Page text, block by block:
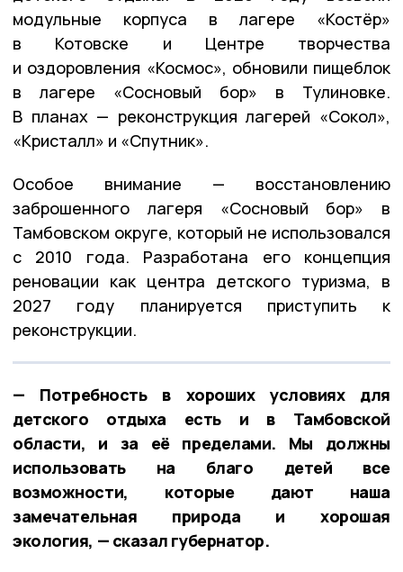
модульные корпуса в лагере «Костёр»
в Котовске и Центре творчества
и оздоровления «Космос», обновили пищеблок
в лагере «Сосновый бор» в Тулиновке.
В планах — реконструкция лагерей «Сокол»,
«Кристалл» и «Спутник».
Особое внимание — восстановлению
заброшенного лагеря «Сосновый бор» в
Тамбовском округе, который не использовался
с 2010 года. Разработана его концепция
реновации как центра детского туризма, в
2027 году планируется приступить к
реконструкции.
— Потребность в хороших условиях для
детского отдыха есть и в Тамбовской
области, и за её пределами. Мы должны
использовать на благо детей все
возможности, которые дают наша
замечательная природа и хорошая
экология, — сказал губернатор.